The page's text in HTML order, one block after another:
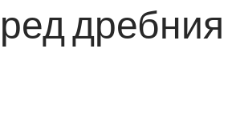
дребния